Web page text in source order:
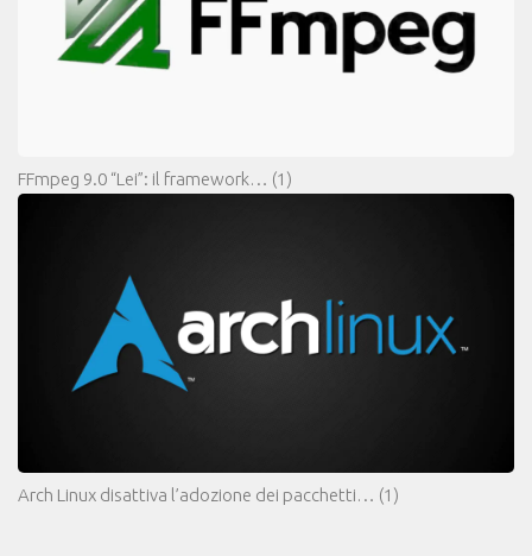
FFmpeg 9.0 “Lei”: il framework… (1)
Arch Linux disattiva l’adozione dei pacchetti… (1)